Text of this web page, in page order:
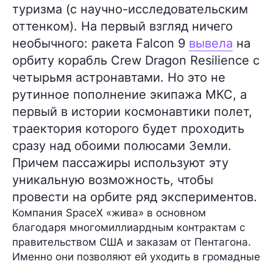
туризма (с научно-исследовательским
оттенком). На первый взгляд ничего
необычного: ракета Falcon 9 вывела на
орбиту корабль Crew Dragon Resilience с
четырьмя астронавтами. Но это не
рутинное пополнение экипажа МКС, а
первый в истории космонавтики полет,
траектория которого будет проходить
сразу над обоими полюсами Земли.
Причем пассажиры используют эту
уникальную возможность, чтобы
провести на орбите ряд экспериментов.
Компания SpaceX «жива» в основном
благодаря многомиллиардным контрактам с
правительством США и заказам от Пентагона.
Именно они позволяют ей уходить в громадные